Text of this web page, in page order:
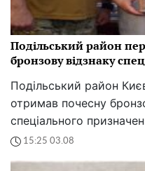
Подільський район
бронзову відзнаку
Подільський район
отримав почесну
спеціального
15:25 03.08